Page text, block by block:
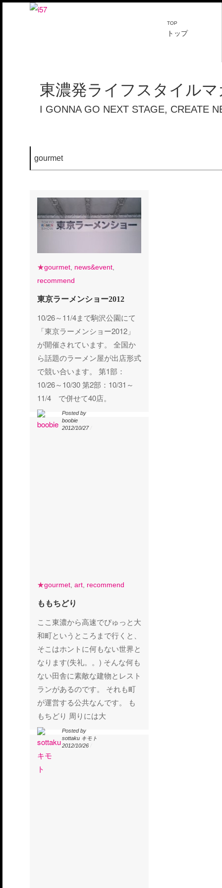
TOP
トップ
東濃発ライフスタイル
I GONNA GO NEXT STAGE, CREATE
gourmet
★gourmet news&event
recommend
東京ラーメンショー2012
10/26～11/4まで駒沢公園にて
「東京ラーメンショー2012」
が開催されています。 全国か
ら話題のラーメン屋が出店形式
で競い合います。 第1部：
10/26～10/30 第2部：10/31～
11/4 で併せて40店。
Posted by
boobie
2012/10/27
gourmet news&event
recommend
東京ラーメンショー2012
Posted by
boobie
2012/10/27
★gourmet art recommend
ももちどり
ここ東濃から高速でぴゅっと大
和町というところまで行くと、
そこはホントに何もない世界と
なります(失礼。。) そんな何も
ない田舎に素敵な建物とレスト
ランがあるのです。 それも町
が運営する公共なんです。 も
もちどり 周りには大
Posted by
sottaku キモト
2012/10/26
sottaku キモト
2012/10/26 /